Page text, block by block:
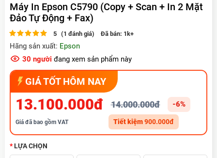
Máy In Epson C5790 (Copy + Scan + In 2 Mặt
Đảo Tự Động + Fax)
5 (1 đánh giá) Đã bán: 1k+
Hãng sản xuất: Epson
30 người đang xem sản phẩm này
GIÁ TỐT HÔM NAY
13.100.000đ 14.000.000đ -6%
Giá đã bao gồm VAT Tiết kiệm900.000đ
LỰA CHỌN